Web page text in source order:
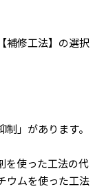
補修工法】の選択
」があります。
を使った工法の代
ウムを使った工法